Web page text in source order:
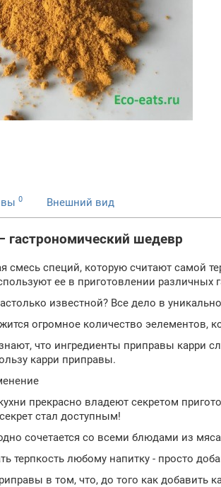
0 Внешний вид
гастрономический шедевр
смесь специй, которую считают самой
ее в приготовлении различных
известной? Все дело в
огромное количество эелементов,
что ингредиенты приправы карри
карри приправы.
прекрасно владеют секретом
стал доступным!
сочетается со всеми блюдами из
терпкость любому напитку - просто
в том, что, до того как добавить